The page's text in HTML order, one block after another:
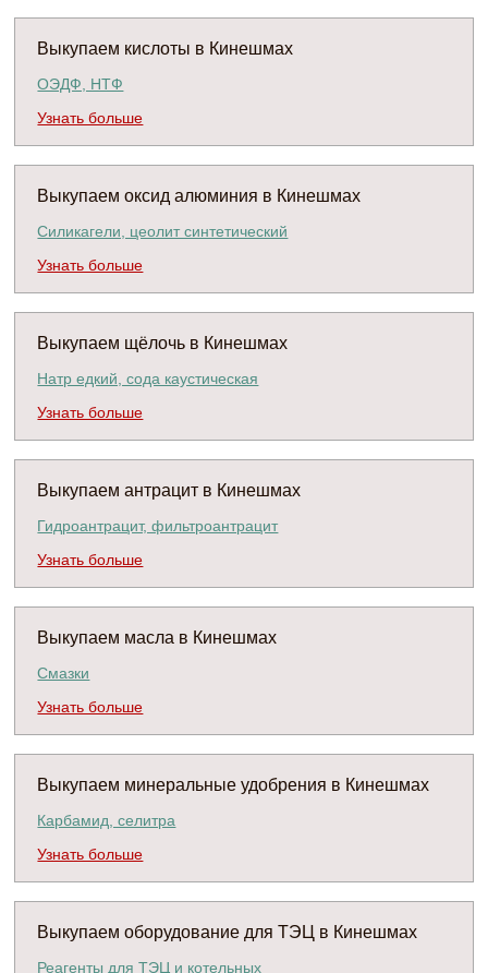
Выкупаем кислоты в Кинешмах
ОЭДФ, НТФ
Узнать больше
Выкупаем оксид алюминия в Кинешмах
Силикагели, цеолит синтетический
Узнать больше
Выкупаем щёлочь в Кинешмах
Натр едкий, сода каустическая
Узнать больше
Выкупаем антрацит в Кинешмах
Гидроантрацит, фильтроантрацит
Узнать больше
Выкупаем масла в Кинешмах
Смазки
Узнать больше
Выкупаем минеральные удобрения в Кинешмах
Карбамид, селитра
Узнать больше
Выкупаем оборудование для ТЭЦ в Кинешмах
Реагенты для ТЭЦ и котельных